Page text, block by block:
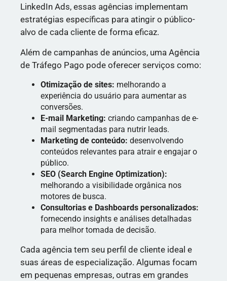
LinkedIn Ads, essas agências implementam
estratégias específicas para atingir o público-
alvo de cada cliente de forma eficaz.
Além de campanhas de anúncios, uma Agência
de Tráfego Pago pode oferecer serviços como:
Otimização de sites: melhorando a
experiência do usuário para aumentar as
conversões.
E-mail Marketing: criando campanhas de e-
mail segmentadas para nutrir leads.
Marketing de conteúdo: desenvolvendo
conteúdos relevantes para atrair e engajar o
público.
SEO (Search Engine Optimization):
melhorando a visibilidade orgânica nos
motores de busca.
Consultorias e Dashboards personalizados:
fornecendo insights e análises detalhadas
para melhor tomada de decisão.
Cada agência tem seu perfil de cliente ideal e
suas áreas de especialização. Algumas focam
em pequenas empresas, outras em grandes